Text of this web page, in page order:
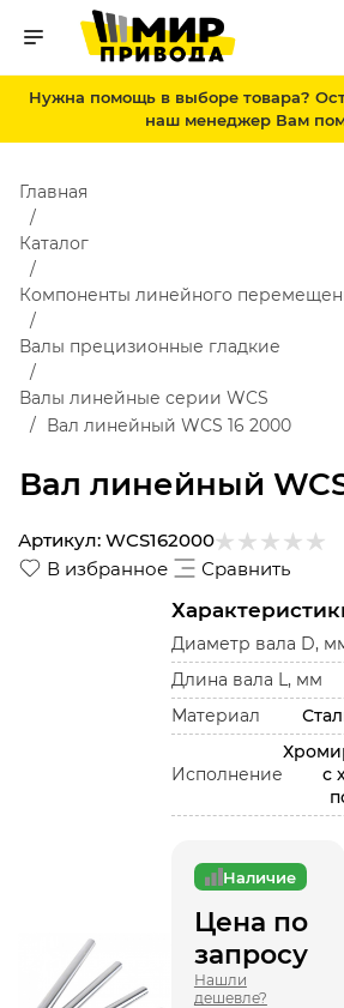
Нужна помощь в выборе товара?
наш менеджер Вам
Вал линейный
Главная
Каталог
Компоненты линейного
Валы прецизионные гладкие
Валы линейные серии WCS
Вал линейный WCS 16 2000
В избранное Сравнить
Артикул: WCS162000
Диаметр вала D,
Длина вала L, мм
Материал
Исполнение
с
Наличие
Цена по
запросу
Нашли
дешевле?